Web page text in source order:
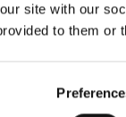
site with our
to them